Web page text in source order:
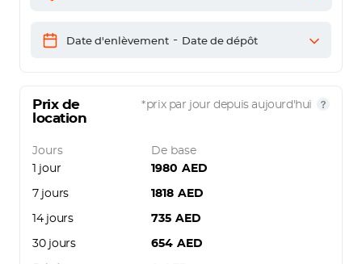
Date d'enlèvement - Date de dépôt
Prix de
location
*prix par jour depuis aujourd'hui
Jours
De base
1 jour
1980 AED
7 jours 1818 AED
14 jours 735 AED
30 jours 654 AED